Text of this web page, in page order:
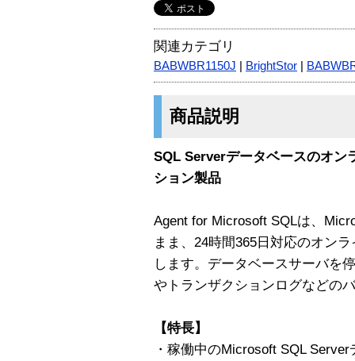
関連カテゴリ
BABWBR1150J BrightStor
商品説明
SQL Serverデータベースのオン
ション製品
Agent for Microsoft SQLは、
まま、24時間365日対応のオン
します。データベースサーバを
やトランザクションログなどの
【特長】
・稼働中のMicrosoft SQL